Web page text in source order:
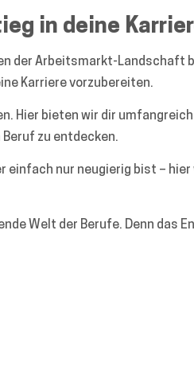
in deine
der Arbeitsmarkt-Landschaft
Karriere vorzubereiten.
Hier bieten wir dir
zu entdecken.
einfach nur neugierig bist – hier
Welt der Berufe. Denn das